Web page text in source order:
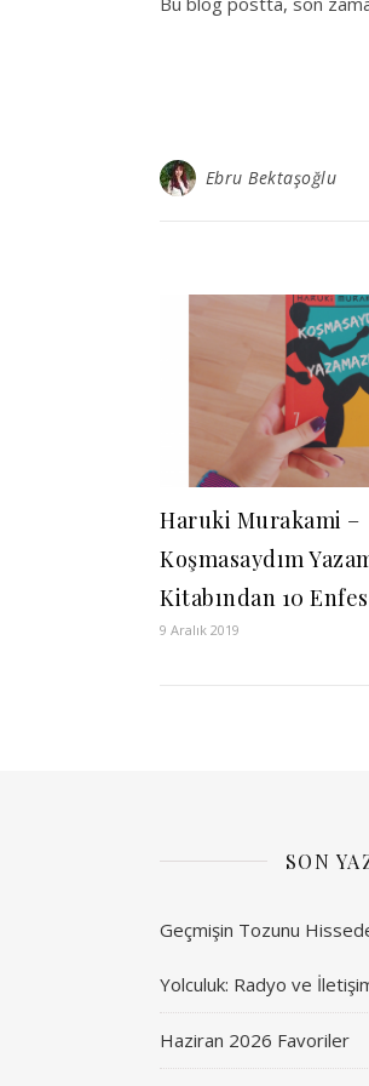
Ebru Bektaşoğlu
Haruki Murakami –
Koşmasaydım
Kitabından 10
9 Aralık 2019
SON
Geçmişin Tozunu
Yolculuk: Radyo ve
Haziran 2026 Favoriler